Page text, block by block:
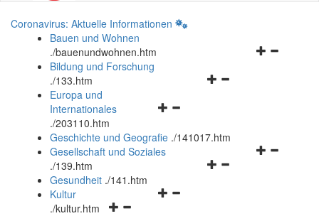
Coronavirus: Aktuelle Informationen
Bauen und Wohnen
./bauenundwohnen.htm
Navigationsmenü
Bildung und Forschung
./133.htm
Navigationsmenü
und
schließen
Europa und
Internationales
./203110.htm
Geschichte und Geografie ./141017.htm
Navigationsmenü
Gesellschaft und Soziales
./139.htm
Navigationsmenü
Gesundheit ./141.htm
Navigationsmenü
Kultur
./kultur.htm